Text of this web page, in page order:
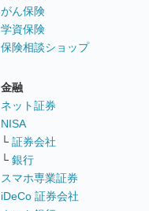
がん保険
学資保険
保険相談ショップ
金融
ネット証券
NISA
└ 証券会社
└ 銀行
スマホ専業証券
iDeCo 証券会社